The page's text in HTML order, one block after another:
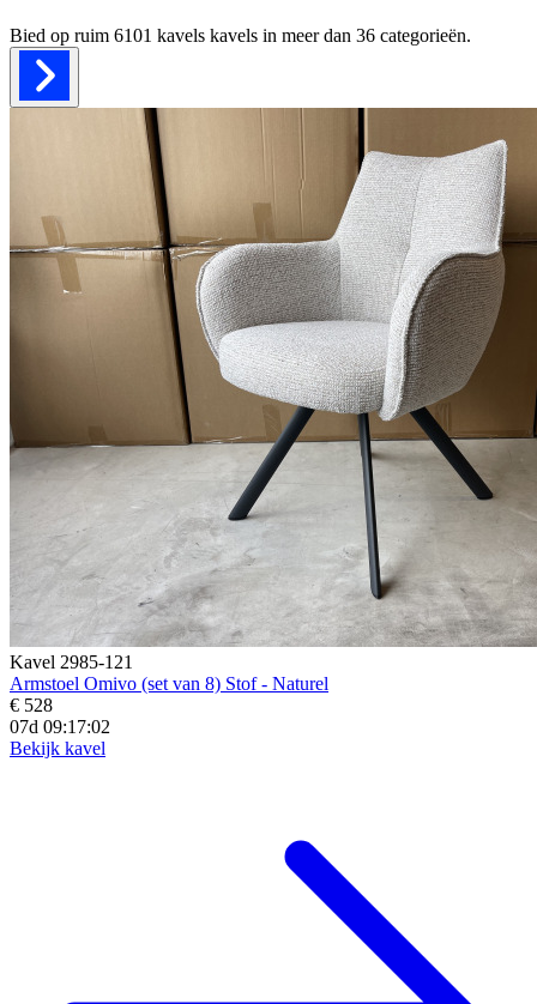
Bied op ruim 6101 kavels kavels in meer dan 36 categorieën.
Kavel 2985-121
Armstoel Omivo (set van 8) Stof - Naturel
€ 528
07d 09:17:01
Bekijk kavel